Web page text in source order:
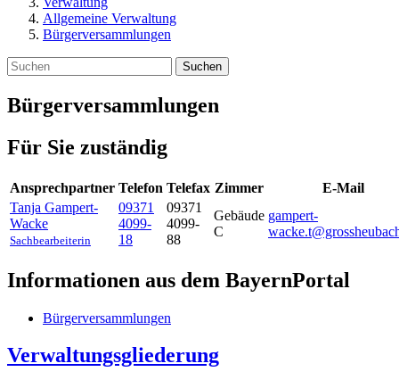
Allgemeine Verwaltung
Bürgerversammlungen
Suchen
Bürgerversammlungen
Für Sie zuständig
Ansprechpartner Telefon Telefax Zimmer
E-Mail
Tanja Gampert-
Wacke
Sachbearbeiterin
09371
4099-
18
09371
4099-
88
Gebäude
C
gampert-
Informationen aus dem BayernPortal
Bürgerversammlungen
Verwaltungsgliederung